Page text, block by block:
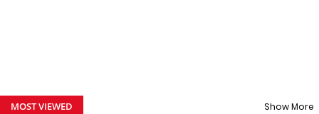
MOST VIEWED Show More